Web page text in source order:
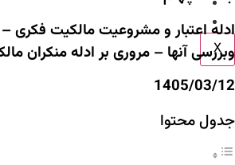
تماس با ما
X
ادله اعتبار و مشروعیت مالکیت فکری
وبررسی آنها – مروری بر ادله منکران
1405/03/12
جدول محتوا